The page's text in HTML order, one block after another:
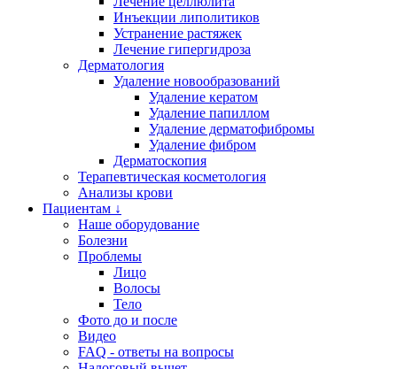
Инъекции липолитиков
Устранение растяжек
Лечение гипергидроза
Дерматология
Удаление новообразований
Удаление кератом
Удаление папиллом
Удаление дерматофибромы
Удаление фибром
Дерматоскопия
Терапевтическая косметология
Анализы крови
Пациентам ↓
Наше оборудование
Болезни
Проблемы
Лицо
Волосы
Тело
Фото до и после
Видео
FAQ - ответы на вопросы